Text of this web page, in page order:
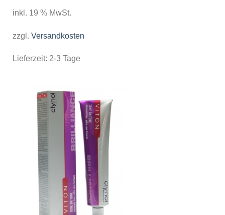
inkl. 19 % MwSt.
zzgl. Versandkosten
Lieferzeit: 2-3 Tage